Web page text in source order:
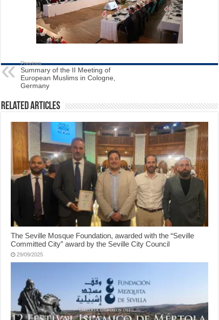
Previous
Summary of the II Meeting of
European Muslims in Cologne,
Germany
Related Articles
The Seville Mosque Foundation, awarded with the “Seville
Committed City” award by the Seville City Council
29/09/2025